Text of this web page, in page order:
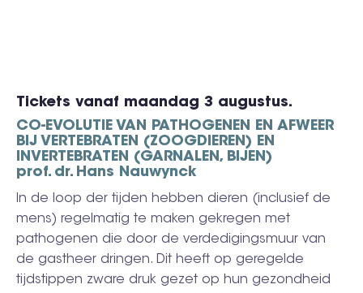
Tickets vanaf maandag 3 augustus.
CO-EVOLUTIE VAN PATHOGENEN EN AFWEER
BIJ VERTEBRATEN (ZOOGDIEREN) EN
INVERTEBRATEN (GARNALEN, BIJEN)
prof. dr. Hans Nauwynck
In de loop der tijden hebben dieren (inclusief de
mens) regelmatig te maken gekregen met
pathogenen die door de verdedigingsmuur van
de gastheer dringen. Dit heeft op geregelde
tijdstippen zware druk gezet op hun gezondheid